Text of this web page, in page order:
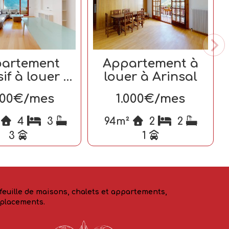
à louer à
mes
4
3
3
Appartement à
louer à Arinsal
1.000€/mes
94m² 2
2
1
de maisons, chalets et appartements,